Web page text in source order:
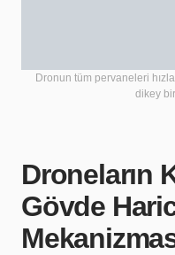
Dronun tüm pervaneleri
dikey
Droneların
Gövde